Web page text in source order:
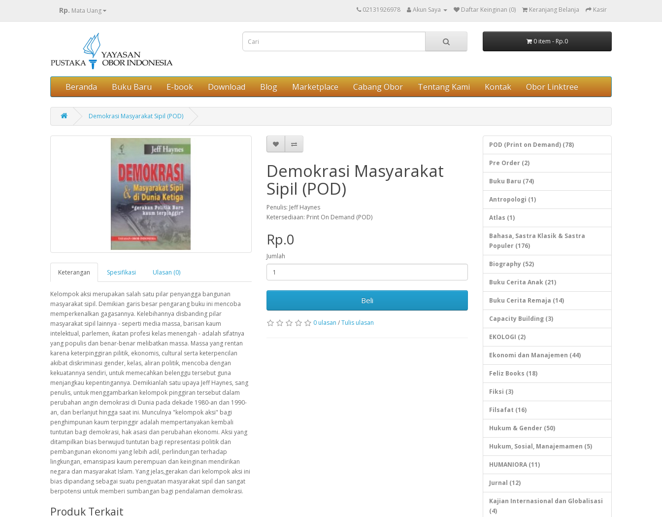
Rp. Mata Uang 02131926978 Akun Saya Daftar Keinginan (0) Keranjang Belanja Kasir
0 item - Rp.0
Beranda Buku Baru E-book Download Blog Marketplace Cabang Obor Tentang Kami Kontak Obor Linktree
Demokrasi Masyarakat Sipil (POD)
Keterangan Spesifikasi Ulasan (0)
Kelompok aksi merupakan salah satu pilar penyangga bangunan
masyarakat sipil. Demikian garis besar pengarang buku ini mencoba
memperkenalkan gagasannya. Kelebihannya disbanding pilar
masyarakat sipil lainnya - seperti media massa, barisan kaum
intelektual, parlemen, ikatan profesi kelas menengah - adalah sifatnya
yang populis dan benar-benar melibatkan massa. Massa yang rentan
karena keterpinggiran pilitik, ekonomis, cultural serta keterpencilan
akibat diskriminasi gender, kelas, aliran politik, mencoba dengan
kekuatannya sendiri, untuk memecahkan belenggu tersebut guna
menjangkau kepentingannya. Demikianlah satu upaya Jeff Haynes, sang
penulis, untuk menggambarkan kelompok pinggiran tersebut dalam
perubahan angin demokrasi di Dunia pada dekade 1980-an dan 1990-
an, dan berlanjut hingga saat ini. Munculnya "kelompok aksi" bagi
penghimpunan kaum terpinggir adalah mempertanyakan kembali
tuntutan bagi demokrasi, hak asasi dan perubahan ekonomi. Aksi yang
ditampilkan bias berwujud tuntutan bagi representasi politik dan
pembangunan ekonomi yang lebih adil, perlindungan terhadap
lingkungan, emansipasi kaum perempuan dan keinginan mendirikan
negara dan masyarakat Islam. Yang jelas,gerakan dari kelompok aksi ini
bias dipandang sebagai suatu penguatan masyarakat sipil dan sangat
berpotensi untuk memberi sumbangan bagi pendalaman demokrasi.
Demokrasi Masyarakat
Sipil (POD)
Penulis: Jeff Haynes
Ketersediaan: Print On Demand (POD)
Rp.0
Jumlah
Beli
0 ulasan /Tulis ulasan
Produk Terkait
POD (Print on Demand) (78)
Pre Order (2)
Buku Baru (74)
Antropologi (1)
Atlas (1)
Bahasa, Sastra Klasik & Sastra
Populer (176)
Biography (52)
Buku Cerita Anak (21)
Buku Cerita Remaja (14)
Capacity Building (3)
EKOLOGI (2)
Ekonomi dan Manajemen (44)
Feliz Books (18)
Fiksi (3)
Filsafat (16)
Hukum & Gender (50)
Hukum, Sosial, Manajemamen (5)
HUMANIORA (11)
Jurnal (12)
Kajian Internasional dan Globalisasi
(4)